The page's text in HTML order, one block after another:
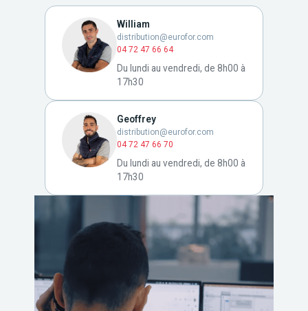
William
distribution@eurofor.com
04 72 47 66 64
Du lundi au vendredi, de 8h00 à
17h30
Geoffrey
distribution@eurofor.com
04 72 47 66 70
Du lundi au vendredi, de 8h00 à
17h30